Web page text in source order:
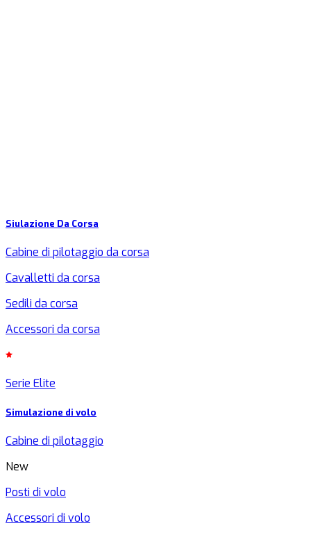
Siulazione Da Corsa
Cabine di pilotaggio da corsa
Cavalletti da corsa
Sedili da corsa
Accessori da corsa
Serie Elite
Simulazione di volo
Cabine di pilotaggio
New
Posti di volo
Accessori di volo